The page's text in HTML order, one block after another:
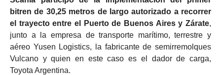
bitren de 30,25 metros de largo autorizado a recorrer
el trayecto entre el Puerto de Buenos Aires y Zárate,
junto a la empresa de transporte marítimo, terrestre y
aéreo Yusen Logistics, la fabricante de semirremolques
Vulcano y quien en este caso es el dador de carga,
Toyota Argentina.